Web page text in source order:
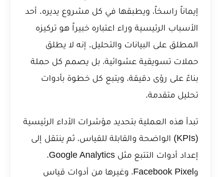
إيماناً راسخاً، ويطبقها في كل مشروع يديره. أحد
الأسباب الرئيسية وراء اعتباره خبيراً هو تركيزه
المطلق على البيانات والتحليل. إنه لا يطلق
حملات تسويقية عشوائية، بل يصمم كل حملة
بناءً على رؤى دقيقة، ويتبع كل خطوة بأدوات
تحليل متقدمة.
تبدأ هذه العملية بتحديد مؤشرات الأداء الرئيسية
(KPIs) الواضحة والقابلة للقياس، ثم ينتقل إلى
إعداد أدوات التتبع مثل Google Analytics،
وFacebook Pixel، وغيرها من أدوات قياس